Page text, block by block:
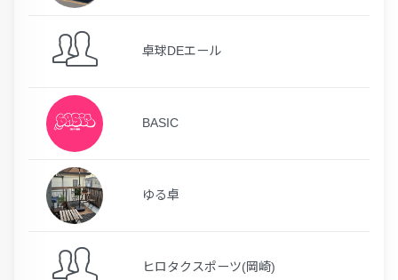
卓球DEエール
BASIC
ゆる卓
ヒロタクスポーツ(岡崎)